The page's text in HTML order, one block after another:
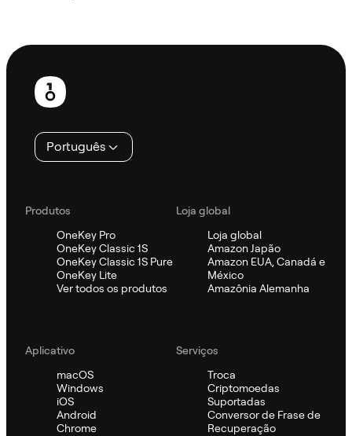
Rodapé
Português
Produtos
OneKey Pro
OneKey Classic 1S
OneKey Classic 1S Pure
OneKey Lite
Ver todos os produtos
Loja global
Loja global
Amazon Japão
Amazon EUA, Canadá e
México
Amazônia Alemanha
Aplicativo
macOS
Windows
iOS
Android
Chrome
Serviços
Troca
Criptomoedas
Suportadas
Conversor de Frase de
Recuperação